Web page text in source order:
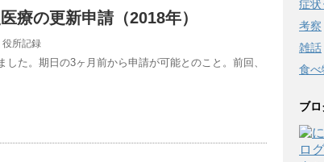
療の更新申請（2018年）
役所記録
た。期日の3ヶ月前から申請が可能とのこと。前回、
症状
考察
雑話
食べ
ブ